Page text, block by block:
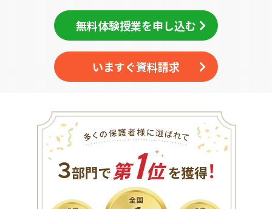
無料体験授業を申し込む
いますぐ資料請求
３部門で 第1位を獲得！